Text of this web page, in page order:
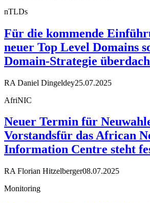
nTLDs
Für die kommende
neuer Top Level Domains
Domain-Strategie
RA Daniel Dingeldey25.07.2025
AfriNIC
Neuer Termin für
Vorstandsfür das African
Information Centre steht
RA Florian Hitzelberger08.07.2025
Monitoring